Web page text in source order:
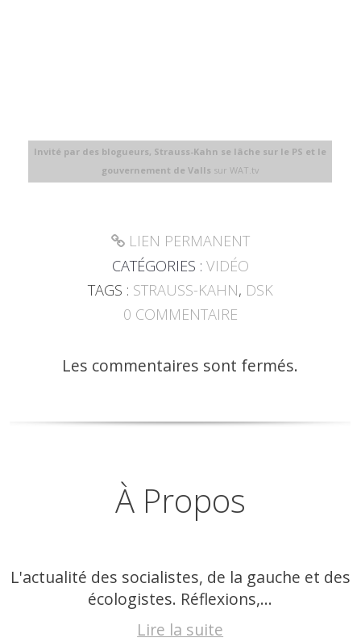
Invité par des blogueurs, Strauss-Kahn se lâche sur le PS et le
gouvernement de Valls sur WAT.tv
LIEN PERMANENT
CATÉGORIES : VIDÉO
TAGS : STRAUSS-KAHN, DSK
0 COMMENTAIRE
Les commentaires sont fermés.
À Propos
L'actualité des socialistes, de la gauche et des
écologistes. Réflexions,...
Lire la suite